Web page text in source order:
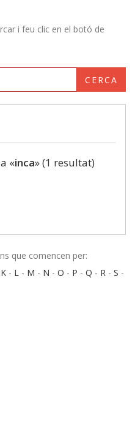
i feu clic en el botó de
CERCA
«inca» (1 resultat)
que comencen per:
K - L - M - N - O - P - Q - R - S -